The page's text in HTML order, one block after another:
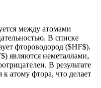
между атомами
В списке
фтороводород ($HF$).
являются неметаллами,
В результате
атому фтора, что делает